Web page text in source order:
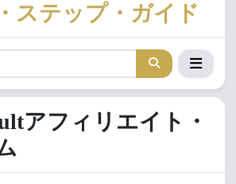
ステップ・ガイド
アフィリエイト・